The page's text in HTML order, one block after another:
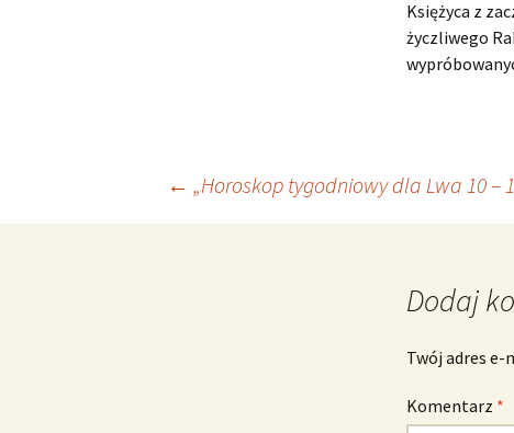
Księżyca z
życzliwego
Nawigacja
← „Horoskop tygodniowy dla Lwa 10 –
Dodaj
Twój adres
Komentarz *